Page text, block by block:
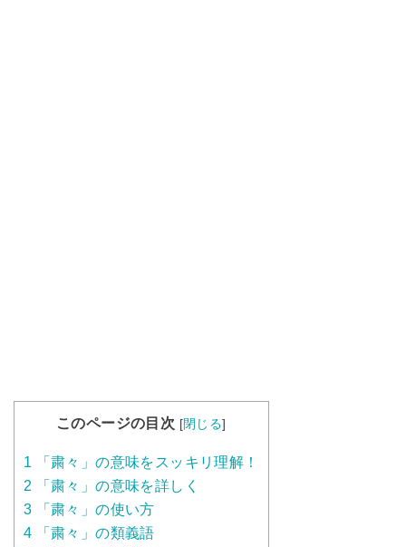
このページの目次 [閉じる]
1 「粛々」の意味をスッキリ理解！
2 「粛々」の意味を詳しく
3 「粛々」の使い方
4 「粛々」の類義語